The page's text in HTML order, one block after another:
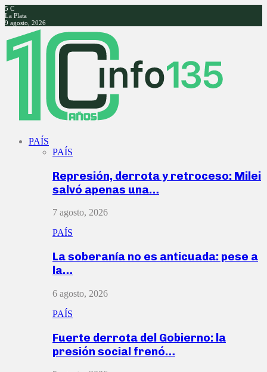
5 C
La Plata
9 agosto, 2026
Facebook
Twitter
Instagram
Youtube
PAÍS
PAÍS
Represión, derrota y retroceso: Milei
salvó apenas una…
7 agosto, 2026
PAÍS
La soberanía no es anticuada: pese a
la…
6 agosto, 2026
PAÍS
Fuerte derrota del Gobierno: la
presión social frenó…